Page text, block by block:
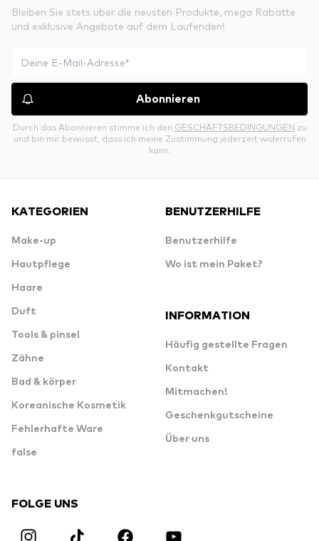
Bleiben Sie stets über die neusten Produkte, mega Rabatte
und exklusive Angebote auf dem Laufenden!
Abonnieren
Durch das Abonnieren stimme ich den GESCHÄFTSBEDINGUNGEN zu
und bin mir bewusst, dass ich meine Zustimmung jederzeit widerrufen
kann.
KATEGORIEN
Make-up
Hautpflege
Haare
Duft
Tools & pinsel
Zähne
Bad & körper
Koreanische Kosmetik
Fehlerhafte Ware
false
BENUTZERHILFE
Benutzerhilfe
Wo ist mein Paket?
INFORMATION
Häufig gestellte Fragen
Kontakt
Mitmachen!
Geschenkgutscheine
Über uns
FOLGE UNS